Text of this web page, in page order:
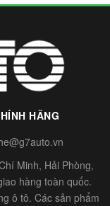
HÃNG
Minh, Hải Phòng,
hàng toàn quốc.
ô tô. Các sản phẩm